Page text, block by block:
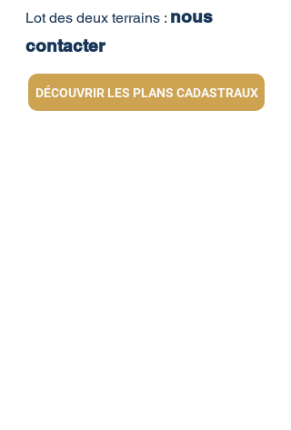
Lot des deux terrains : nous
contacter
DÉCOUVRIR LES PLANS CADASTRAUX